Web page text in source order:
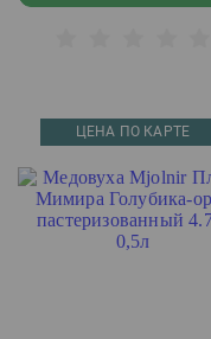
ЦЕНА ПО КАРТЕ